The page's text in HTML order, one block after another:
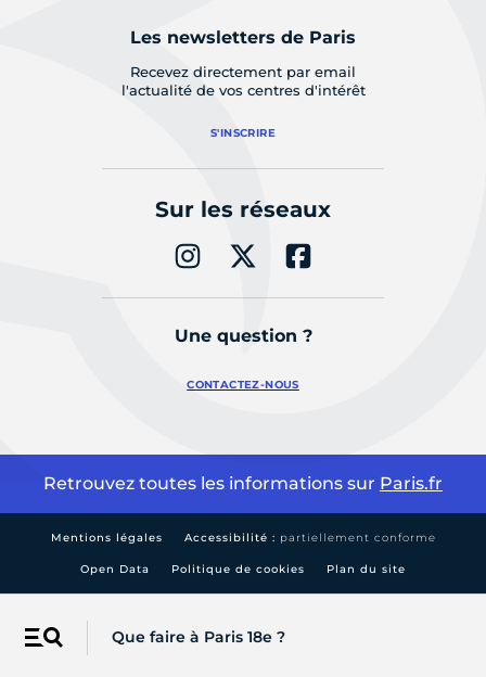
Menu Que faire à Paris 18e ?
Les newsletters de Paris
Recevez directement par email
l'actualité de vos centres d'intérêt
S'INSCRIRE
Sur les réseaux
Une question ?
CONTACTEZ-NOUS
Retrouvez toutes les informations sur Paris.fr
Mentions légales Accessibilité : partiellement conforme
Open Data Politique de cookies Plan du site